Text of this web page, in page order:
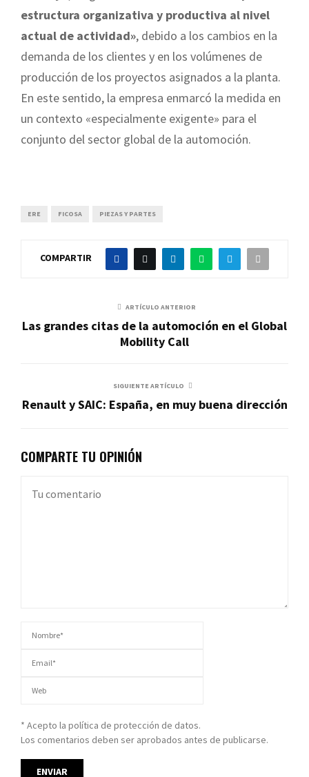
estructura organizativa y productiva al nivel
actual de actividad», debido a los cambios en la
demanda de los clientes y en los volúmenes de
producción de los proyectos asignados a la planta.
En este sentido, la empresa enmarcó la medida en
un contexto «especialmente exigente» para el
conjunto del sector global de la automoción.
ERE FICOSA PIEZAS Y PARTES
COMPARTIR
ARTÍCULO ANTERIOR
Las grandes citas de la automoción en el Global
Mobility Call
SIGUIENTE ARTÍCULO
Renault y SAIC: España, en muy buena dirección
COMPARTE TU OPINIÓN
* Acepto la política de protección de datos.
Los comentarios deben ser aprobados antes de publicarse.